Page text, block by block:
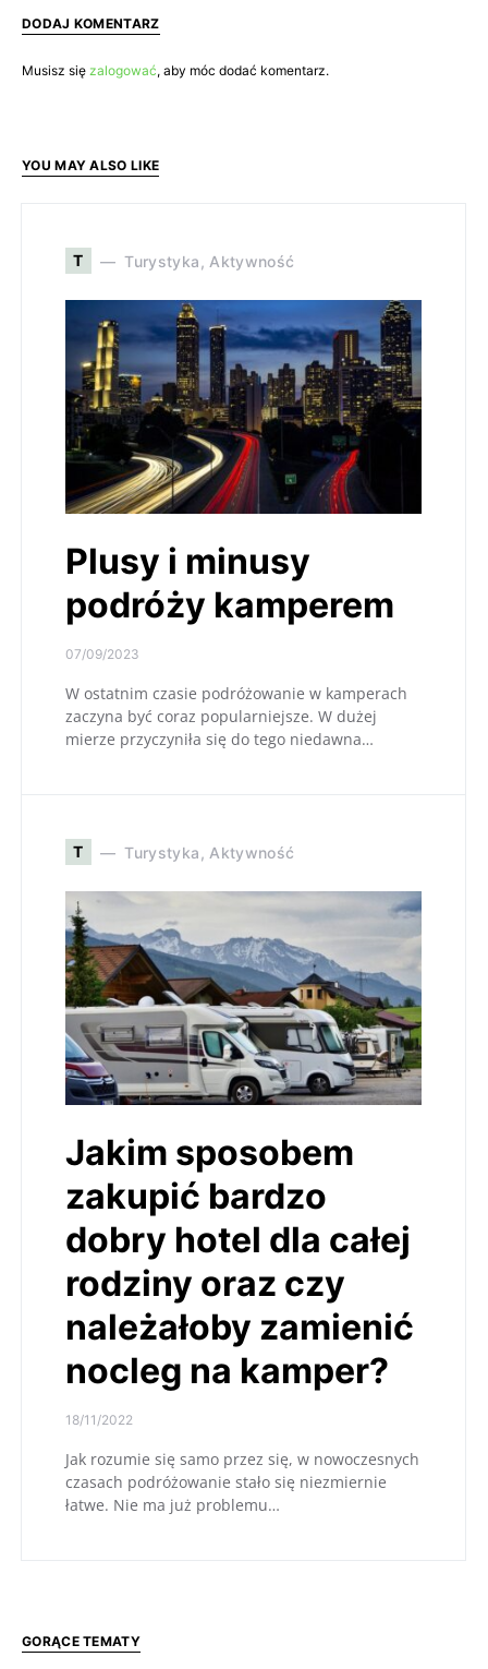
DODAJ KOMENTARZ
Musisz się zalogować, aby móc dodać komentarz.
YOU MAY ALSO LIKE
T Turystyka, Aktywność
Plusy i minusy
podróży kamperem
07/09/2023
W ostatnim czasie podróżowanie w kamperach
zaczyna być coraz popularniejsze. W dużej
mierze przyczyniła się do tego niedawna…
T Turystyka, Aktywność
Jakim sposobem
zakupić bardzo
dobry hotel dla całej
rodziny oraz czy
należałoby zamienić
nocleg na kamper?
18/11/2022
Jak rozumie się samo przez się, w nowoczesnych
czasach podróżowanie stało się niezmiernie
łatwe. Nie ma już problemu…
GORĄCE TEMATY